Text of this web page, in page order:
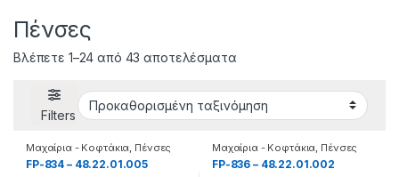
Πένσες
Βλέπετε 1–24 από 43 αποτελέσματα
Filters
Μαχαίρια - Κοφτάκια, Πένσες
FP-834 – 48.22.01.005
Μαχαίρια - Κοφτάκια, Πένσες
FP-836 – 48.22.01.002